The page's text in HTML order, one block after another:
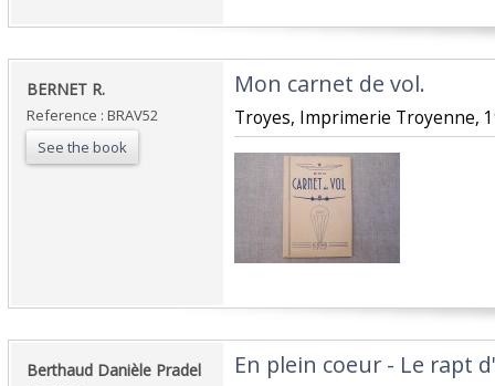
‎BERNET R.‎
Reference : BRAV52
See the book
‎Mon carnet de vol.‎
‎Troyes, Imprimerie Troyenne,
‎Berthaud Danièle Pradel
‎En plein coeur - Le rapt